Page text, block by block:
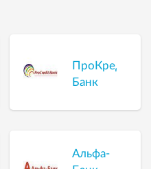
ПроКредит
Банк
Альфа-